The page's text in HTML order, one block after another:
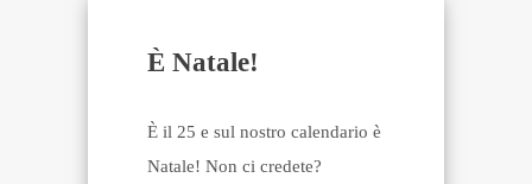
È Natale!
È il 25 e sul nostro calendario è
Natale! Non ci credete?